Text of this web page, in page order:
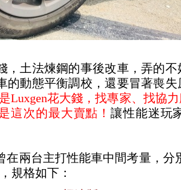
，土法煉鋼的事後改車，弄的
的動態平衡調校，還要冒著喪失
Luxgen花大錢，找專家、找協
這次的最大賣點！讓性能迷玩
在兩台主打性能車中間考量，分
規格如下：